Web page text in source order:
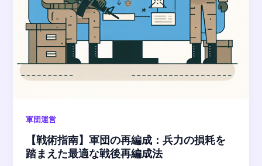
軍団運営
【戦術指南】軍団の再編成：兵力の損耗を
踏まえた最適な戦後再編成法